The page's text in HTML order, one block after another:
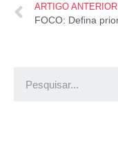
ARTIGO ANTERIOR